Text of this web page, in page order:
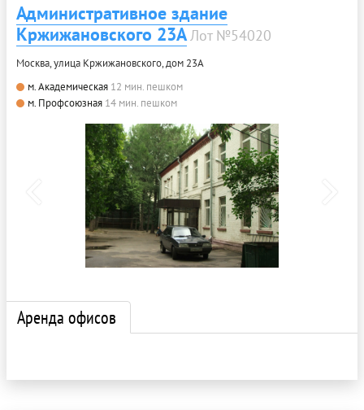
Административное здание
Кржижановского 23А Лот №54020
Москва, улица Кржижановского, дом 23А
м. Академическая 12 мин. пешком
м. Профсоюзная 14 мин. пешком
Аренда офисов